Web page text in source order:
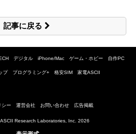
記事に戻る
デジタル iPhone/Mac ゲーム・ホビー 自作PC
プ プログラミング+ 格安SIM 家電ASCII
シー 運営会社 お問い合わせ 広告掲載
Research Laboratories, Inc. 2026